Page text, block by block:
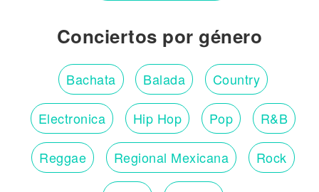
Conciertos por género
Bachata Balada Country
Electronica Hip Hop Pop R&B
Reggae Regional Mexicana Rock